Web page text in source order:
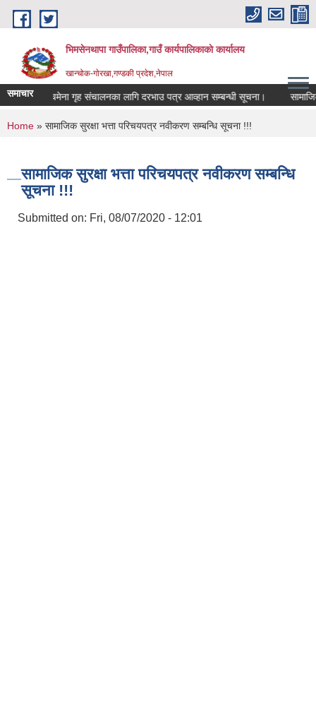
Skip to main content
भिमसेनथापा गाउँपालिका,गाउँ कार्यपालिकाकाे कार्यालय
खान्चोक-गाेरखा,गण्डकी प्रदेश,नेपाल
समाचार चमेना गृह संचालनका लागि दरभाउ पत्र आव्हान सम्बन्धी सूचना।
You are here
Home » सामाजिक सुरक्षा भत्ता परिचयपत्र नवीकरण सम्बन्धि सूचना !!!
सामाजिक सुरक्षा भत्ता परिचयपत्र नवीकरण सम्बन्धि
सूचना !!!
Submitted on: Fri, 08/07/2020 - 12:01